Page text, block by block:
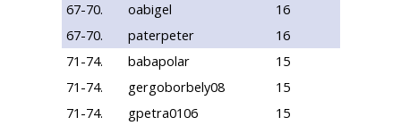
67-70.
oabigel
16
67-70.
paterpeter
16
71-74.
babapolar
15
71-74.
gergoborbely08
15
71-74.
gpetra0106
15